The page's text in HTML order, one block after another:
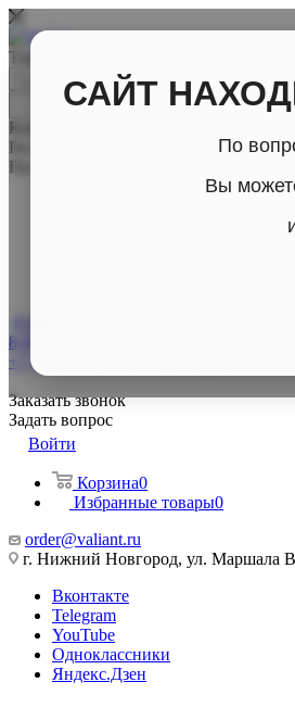
САЙТ
По
Вы
Товары для дома
Каталог
По всему сайту
По каталогу
8 800-250-14-45
+7 (831) 267- 20-10
Заказать звонок
Задать вопрос
Войти
Корзина0
Избранные товары0
order@valiant.ru
г. Нижний Новгород, ул. Маршала
Вконтакте
Telegram
YouTube
Одноклассники
Яндекс.Дзен